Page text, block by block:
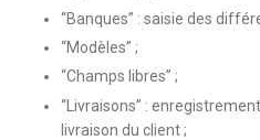
“Banques” : saisie des
“Modèles” ;
“Champs libres” ;
“Livraisons” :
livraison du client ;